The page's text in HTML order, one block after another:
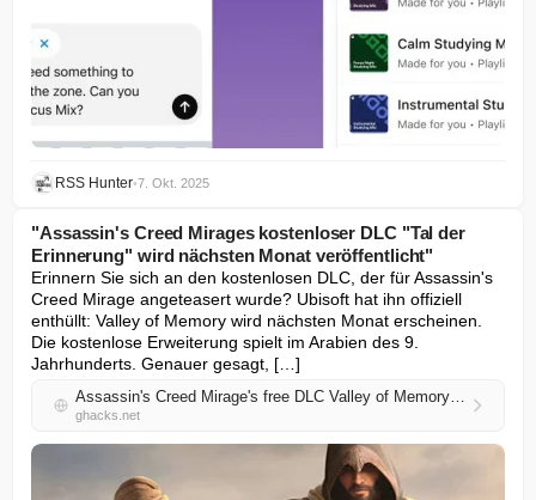
RSS Hunter•7. Okt. 2025
"Assassin's Creed Mirages kostenloser DLC "Tal der
Erinnerung" wird nächsten Monat veröffentlicht"
Erinnern Sie sich an den kostenlosen DLC, der für Assassin's
Creed Mirage angeteasert wurde? Ubisoft hat ihn offiziell
enthüllt: Valley of Memory wird nächsten Monat erscheinen.
Die kostenlose Erweiterung spielt im Arabien des 9.
Jahrhunderts. Genauer gesagt, […]
Assassin's Creed Mirage's free DLC Valley of Memory will be released next month
ghacks.net